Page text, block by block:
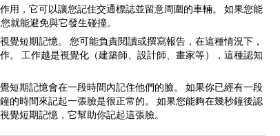
用，它可以讓您記住交通標誌並留意周圍的車輛。 如果您能
就能避免與它發生碰撞。
覺短期記憶。 您可能負責閱讀或撰寫報告，在這種情況下，
。 工作越是視覺化（建築師、設計師、畫家等），這種認知
短期記憶會在一段時間內記住他們的臉。 如果你已經有一段
的時間來記起一張臉是很正常的。 如果您能夠在幾秒鐘後認
覺短期記憶，它幫助你記起這張臉。